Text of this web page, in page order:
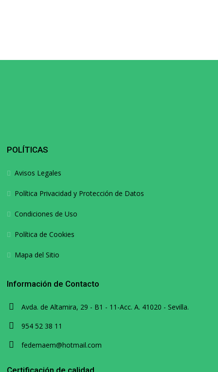
POLÍTICAS
Avisos Legales
Política Privacidad y Protección de Datos
Condiciones de Uso
Política de Cookies
Mapa del Sitio
Información de Contacto
Avda. de Altamira, 29 - B1 - 11-Acc. A. 41020 - Sevilla.
954 52 38 11
fedemaem@hotmail.com